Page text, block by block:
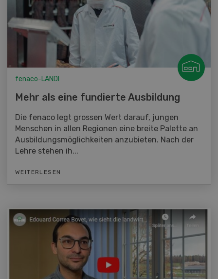
fenaco-LANDI
Mehr als eine fundierte Ausbildung
Die fenaco legt grossen Wert darauf, jungen
Menschen in allen Regionen eine breite Palette an
Ausbildungsmöglichkeiten anzubieten. Nach der
Lehre stehen ih...
WEITERLESEN